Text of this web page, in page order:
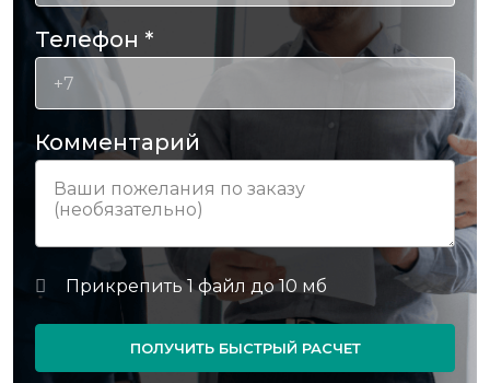
Телефон *
Комментарий
ПОЛУЧИТЬ БЫСТРЫЙ РАСЧЕТ